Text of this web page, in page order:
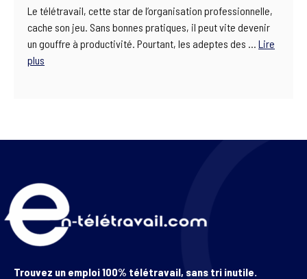
Le télétravail, cette star de l’organisation professionnelle,
cache son jeu. Sans bonnes pratiques, il peut vite devenir
un gouffre à productivité. Pourtant, les adeptes des … Lire
plus
Trouvez un emploi 100% télétravail, sans tri inutile.